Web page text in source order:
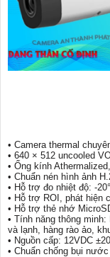
• Camera thermal
• 640 × 512 uncooled
• Ống kính
• Chuẩn nén hình ảnh
• Hỗ trợ đo nhiệt độ: -
• Hỗ trợ ROI, phát hiện
• Hỗ trợ thẻ nhớ
• Tính năng thông
và lạnh, hàng rào ảo,
• Nguồn cấp: 12VDC
• Chuẩn chống bụi